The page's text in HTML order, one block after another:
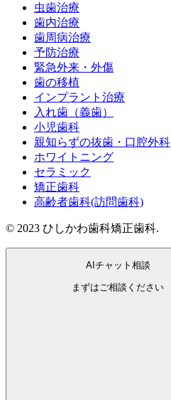
虫歯治療
歯内治療
歯周病治療
予防治療
緊急外来・外傷
歯の移植
インプラント治療
入れ歯（義歯）
小児歯科
親知らずの抜歯・口腔外科
ホワイトニング
セラミック
矯正歯科
高齢者歯科(訪問歯科)
© 2023 ひしかわ歯科矯正歯科.
AI チャット相談
まずはご相談ください